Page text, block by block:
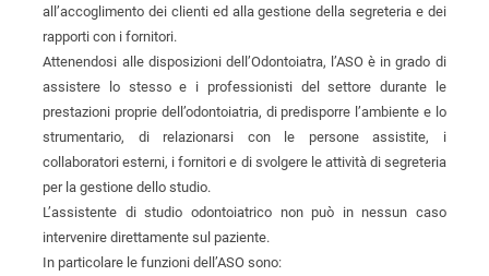
all’accoglimento dei clienti ed alla gestione della segreteria e dei
rapporti con i fornitori.
Attenendosi alle disposizioni dell’Odontoiatra, l’ASO è in grado di
assistere lo stesso e i professionisti del settore durante le
prestazioni proprie dell’odontoiatria, di predisporre l’ambiente e lo
strumentario, di relazionarsi con le persone assistite, i
collaboratori esterni, i fornitori e di svolgere le attività di segreteria
per la gestione dello studio.
L’assistente di studio odontoiatrico non può in nessun caso
intervenire direttamente sul paziente.
In particolare le funzioni dell’ASO sono: